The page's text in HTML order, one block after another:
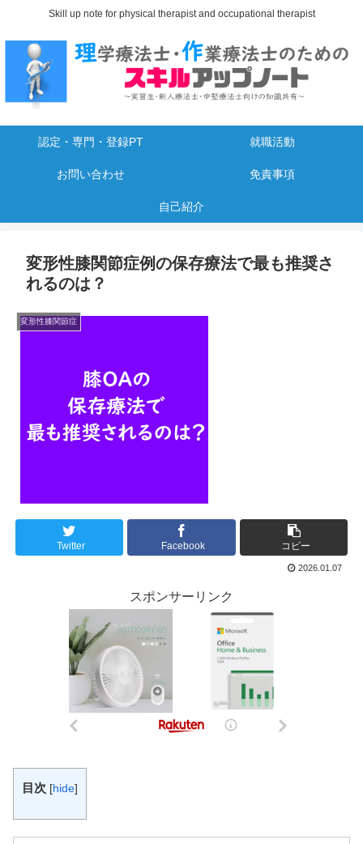
Skill up note for physical therapist and occupational therapist
認定・専門・登録PT 就職活動
お問い合わせ 免責事項
自己紹介
変形性膝関節症例の保存療法で最も推奨さ
れるのは？
変形性膝関節症
Twitter Facebook コピー
2026.01.07
スポンサーリンク
目次 [hide]